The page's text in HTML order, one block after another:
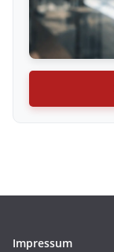
Impressum